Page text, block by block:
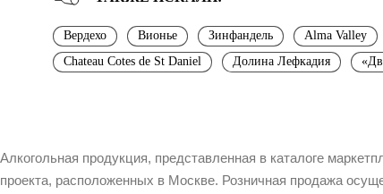
Вердехо Вионье Зинфандель Alma Valley
Chateau Cotes de St Daniel
Долина Лефкадия
Алкогольная продукция, представленная в каталоге
проекта, расположенных в Москве. Розничная продажа